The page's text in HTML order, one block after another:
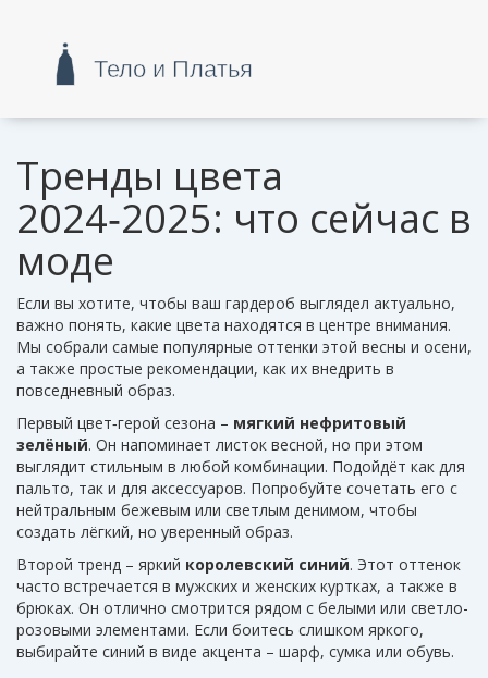
Тренды цвета
2024‑2025: что сейчас в
моде
Если вы хотите, чтобы ваш гардероб выглядел актуально,
важно понять, какие цвета находятся в центре внимания.
Мы собрали самые популярные оттенки этой весны и осени,
а также простые рекомендации, как их внедрить в
повседневный образ.
Первый цвет‑герой сезона – мягкий нефритовый
зелёный. Он напоминает листок весной, но при этом
выглядит стильным в любой комбинации. Подойдёт как для
пальто, так и для аксессуаров. Попробуйте сочетать его с
нейтральным бежевым или светлым денимом, чтобы
создать лёгкий, но уверенный образ.
Второй тренд – яркий королевский синий. Этот оттенок
часто встречается в мужских и женских куртках, а также в
брюках. Он отлично смотрится рядом с белыми или светло-
розовыми элементами. Если боитесь слишком яркого,
выбирайте синий в виде акцента – шарф, сумка или обувь.